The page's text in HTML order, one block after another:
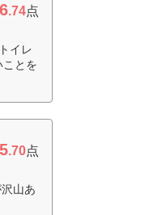
.74点
イレ
とを
.70点
山あ